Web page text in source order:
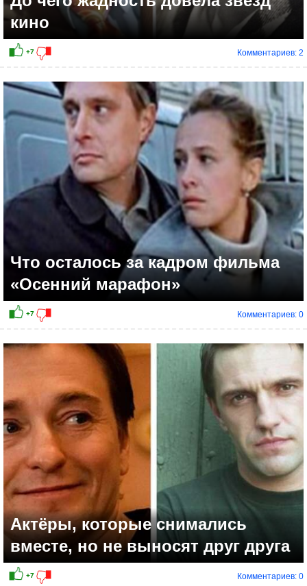
+6
кино
Комментариев: 2
Что осталось за кадром фильма
«Осенний марафон»
Комментариев: 0
Актёры, которые снимались
вместе, но не выносят друг друга
Комментариев: 0